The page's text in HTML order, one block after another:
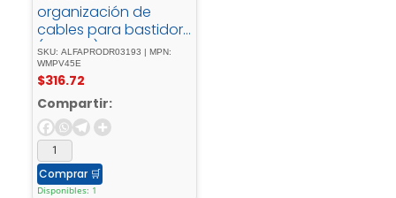
organización de
cables para bastidor
(vertical) – negro -
45U
SKU: ALFAPRODR03193 | MPN:
WMPV45E
$316.72
Compartir:
Comprar 🛒
Disponibles: 1